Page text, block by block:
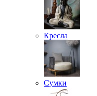
Кресла
Сумки